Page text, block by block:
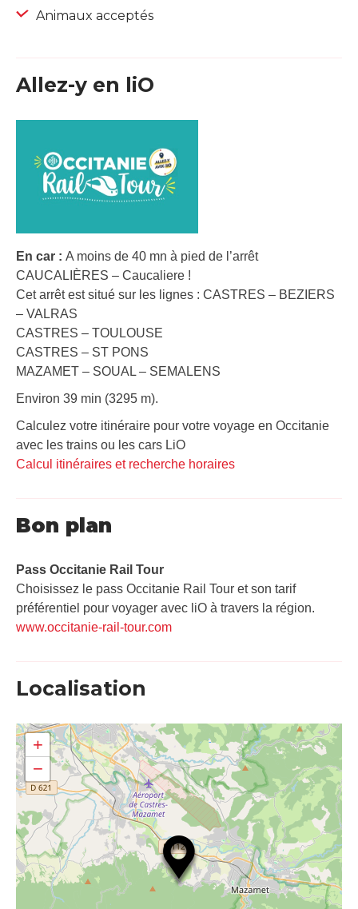
Animaux acceptés
Allez-y en liO
En car : A moins de 40 mn à pied de l’arrêt
CAUCALIÈRES – Caucaliere !
Cet arrêt est situé sur les lignes : CASTRES – BEZIERS
– VALRAS
CASTRES – TOULOUSE
CASTRES – ST PONS
MAZAMET – SOUAL – SEMALENS
Environ 39 min (3295 m).
Calculez votre itinéraire pour votre voyage en Occitanie
avec les trains ou les cars LiO
Calcul itinéraires et recherche horaires
Bon plan
Pass Occitanie Rail Tour​
Choisissez le pass Occitanie Rail Tour et son tarif
préférentiel pour voyager avec liO à travers la région.
www.occitanie-rail-tour.com
Localisation
+
−